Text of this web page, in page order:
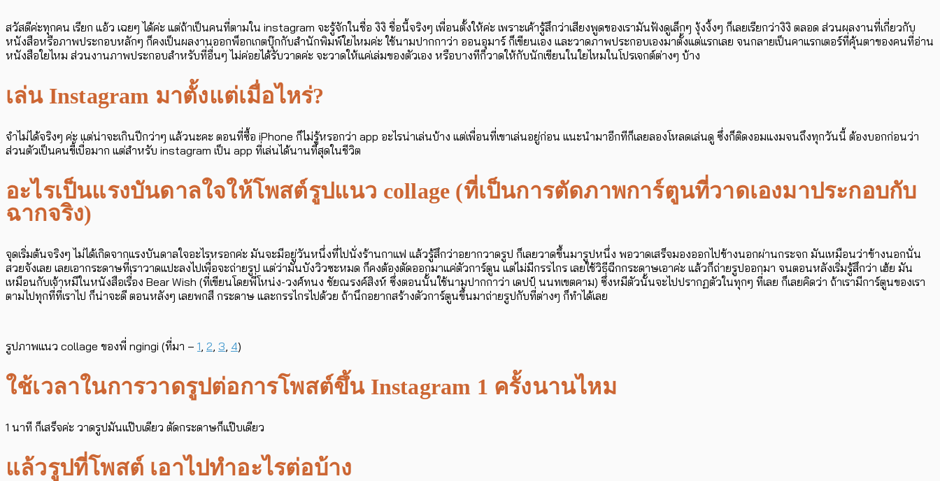
สวัสดีค่ะทุกคน เรียก แอ้ว เฉยๆ ได้ค่ะ แต่ถ้าเป็นคนที่ตามใน instagram จะรู้จักในชื่อ งิงิ ชื่อนี้จริงๆ เพื่อนตั้งให้ค่ะ เพราะเค้ารู้สึกว่าเสียงพูดของเรามันฟังดูเล็กๆ งุ้งงิ้งๆ ก็เลยเรียกว่างิงิ ตลอด ส่วนผลงานที่เกี่ยวกับ
หนังสือหรือภาพประกอบหลักๆ ก็คงเป็นผลงานออกพ็อกเกตบุ๊กกับสำนักพิมพ์ใยไหมค่ะ ใช้นามปากกาว่า ออนอุมาร์ ก็เขียนเอง และวาดภาพประกอบเองมาตั้งแต่แรกเลย จนกลายเป็นคาแรกเตอร์ที่คุ้นตาของคนที่อ่าน
หนังสือใยไหม ส่วนงานภาพประกอบสำหรับที่อื่นๆ ไม่ค่อยได้รับวาดค่ะ จะวาดให้แค่เล่มของตัวเอง หรือบางทีก็วาดให้กับนักเขียนในใยไหมในโปรเจกต์ต่างๆ บ้าง
เล่น Instagram มาตั้งแต่เมื่อไหร่?
จำไม่ได้จริงๆ ค่ะ แต่น่าจะเกินปีกว่าๆ แล้วนะคะ ตอนที่ซื้อ iPhone ก็ไม่รู้หรอกว่า app อะไรน่าเล่นบ้าง แต่เพื่อนที่เขาเล่นอยู่ก่อน แนะนำมาอีกทีก็เลยลองโหลดเล่นดู ซึ่งก็ติดงอมแงมจนถึงทุกวันนี้ ต้องบอกก่อนว่า
ส่วนตัวเป็นคนขี้เบื่อมาก แต่สำหรับ instagram เป็น app ที่เล่นได้นานที่สุดในชีวิต
อะไรเป็นแรงบันดาลใจให้โพสต์รูปแนว collage (ที่เป็นการตัดภาพการ์ตูนที่วาดเองมาประกอบกับ
ฉากจริง)
จุดเริ่มต้นจริงๆ ไม่ได้เกิดจากแรงบันดาลใจอะไรหรอกค่ะ มันจะมีอยู่วันหนึ่งที่ไปนั่งร้านกาแฟ แล้วรู้สึกว่าอยากวาดรูป ก็เลยวาดขึ้นมารูปหนึ่ง พอวาดเสร็จมองออกไปข้างนอกผ่านกระจก มันเหมือนว่าข้างนอกนั่น
สวยจังเลย เลยเอากระดาษที่เราวาดแปะลงไปเพื่อจะถ่ายรูป แต่ว่ามันบังวิวซะหมด ก็คงต้องตัดออกมาแค่ตัวการ์ตูน แต่ไม่มีกรรไกร เลยใช้วิธีฉีกกระดาษเอาค่ะ แล้วก็ถ่ายรูปออกมา จนตอนหลังเริ่มรู้สึกว่า เฮ้ย มัน
เหมือนกับเจ้าหมีในหนังสือเรื่อง Bear Wish (ที่เขียนโดยพี่โหน่ง-วงศ์ทนง ชัยณรงค์สิงห์ ซึ่งตอนนั้นใช้นามปากกาว่า เดปป์ นนทเขตคาม) ซึ่งหมีตัวนั้นจะไปปรากฏตัวในทุกๆ ที่เลย ก็เลยคิดว่า ถ้าเรามีการ์ตูนของเรา
ตามไปทุกที่ที่เราไป ก็น่าจะดี ตอนหลังๆ เลยพกสี กระดาษ และกรรไกรไปด้วย ถ้านึกอยากสร้างตัวการ์ตูนขึ้นมาถ่ายรูปกับที่ต่างๆ ก็ทำได้เลย
รูปภาพแนว collage ของพี่ ngingi (ที่มา – 1 2 3 4)
ใช้เวลาในการวาดรูปต่อการโพสต์ขึ้น Instagram 1 ครั้งนานไหม
1 นาที ก็เสร็จค่ะ วาดรูปมันแป๊บเดียว ตัดกระดาษก็แป๊บเดียว
แล้วรูปที่โพสต์ เอาไปทำอะไรต่อบ้าง